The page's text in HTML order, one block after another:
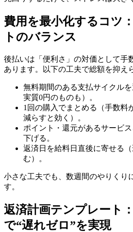
費用を最小化するコツ
トのバランス
後払いは「便利さ」の対価として手
あります。以下の工夫で総額を抑え
無料期間のある支払サイクル
実質0円のものも）。
1回の購入でまとめる（手数料
減らすと効く）。
ポイント・還元があるサービ
下げる。
返済日を給料日直後に寄せる
む）。
小さな工夫でも、数週間のやりくり
す。
返済計画テンプレート
で“遅れゼロ”を実現